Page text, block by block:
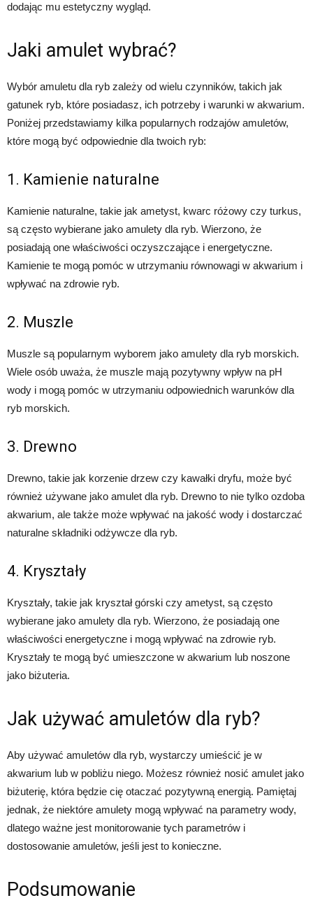
dodając mu estetyczny wygląd.
Jaki amulet wybrać?
Wybór amuletu dla ryb zależy od wielu czynników, takich jak
gatunek ryb, które posiadasz, ich potrzeby i warunki w akwarium.
Poniżej przedstawiamy kilka popularnych rodzajów amuletów,
które mogą być odpowiednie dla twoich ryb:
1. Kamienie naturalne
Kamienie naturalne, takie jak ametyst, kwarc różowy czy turkus,
są często wybierane jako amulety dla ryb. Wierzono, że
posiadają one właściwości oczyszczające i energetyczne.
Kamienie te mogą pomóc w utrzymaniu równowagi w akwarium i
wpływać na zdrowie ryb.
2. Muszle
Muszle są popularnym wyborem jako amulety dla ryb morskich.
Wiele osób uważa, że muszle mają pozytywny wpływ na pH
wody i mogą pomóc w utrzymaniu odpowiednich warunków dla
ryb morskich.
3. Drewno
Drewno, takie jak korzenie drzew czy kawałki dryfu, może być
również używane jako amulet dla ryb. Drewno to nie tylko ozdoba
akwarium, ale także może wpływać na jakość wody i dostarczać
naturalne składniki odżywcze dla ryb.
4. Kryształy
Kryształy, takie jak kryształ górski czy ametyst, są często
wybierane jako amulety dla ryb. Wierzono, że posiadają one
właściwości energetyczne i mogą wpływać na zdrowie ryb.
Kryształy te mogą być umieszczone w akwarium lub noszone
jako biżuteria.
Jak używać amuletów dla ryb?
Aby używać amuletów dla ryb, wystarczy umieścić je w
akwarium lub w pobliżu niego. Możesz również nosić amulet jako
biżuterię, która będzie cię otaczać pozytywną energią. Pamiętaj
jednak, że niektóre amulety mogą wpływać na parametry wody,
dlatego ważne jest monitorowanie tych parametrów i
dostosowanie amuletów, jeśli jest to konieczne.
Podsumowanie